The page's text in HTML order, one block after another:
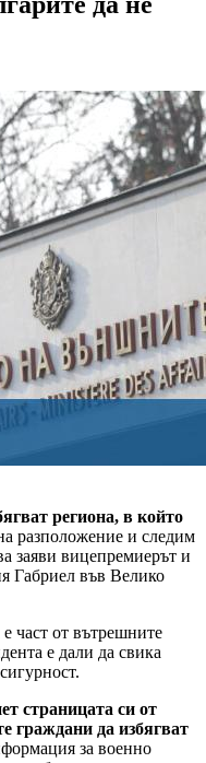
региона, в който
разположение и следим
заяви вицепремиерът и
Габриел във Велико
част от вътрешните
е дали да свика
страницата си от
граждани да избягват
за военно